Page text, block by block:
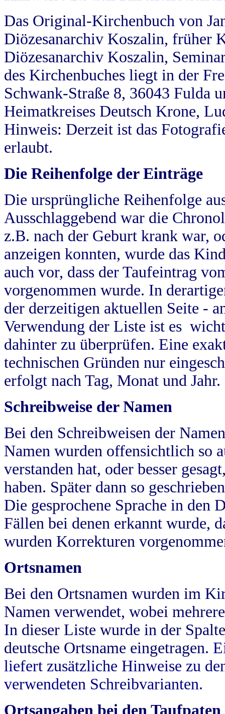
Das Original-Kirchenbuch von
Diözesanarchiv Koszalin, früher
Diözesanarchiv Koszalin,
des Kirchenbuches liegt in der
Schwank-Straße 8, 36043 Fulda
Heimatkreises Deutsch Krone,
Hinweis: Derzeit ist das
erlaubt.
Die Reihenfolge der Einträge
Die ursprüngliche Reihenfolge
Ausschlaggebend war die
z.B. nach der Geburt krank war,
anzeigen konnten, wurde das
auch vor, dass der Taufeintrag
vorgenommen wurde. In
der derzeitigen aktuellen Seite -
Verwendung der Liste ist es
dahinter zu überprüfen. Eine
technischen Gründen nur
erfolgt nach Tag, Monat und Jahr.
Schreibweise der Namen
Bei den Schreibweisen der
Namen wurden offensichtlich so
verstanden hat, oder besser
haben. Später dann so
Die gesprochene Sprache in
Fällen bei denen erkannt wurde,
wurden Korrekturen
Ortsnamen
Bei den Ortsnamen wurden im
Namen verwendet, wobei
In dieser Liste wurde in der
deutsche Ortsname eingetragen.
liefert zusätzliche Hinweise zu
verwendeten Schreibvarianten.
Ortsangaben bei den Taufpaten